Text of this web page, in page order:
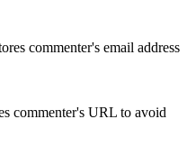
commenter's email address
commenter's URL to avoid